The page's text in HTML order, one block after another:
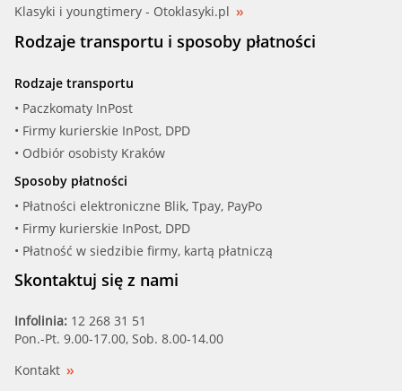
Klasyki i youngtimery - Otoklasyki.pl
Rodzaje transportu i sposoby płatności
Rodzaje transportu
• Paczkomaty InPost
• Firmy kurierskie InPost, DPD
• Odbiór osobisty Kraków
Sposoby płatności
• Płatności elektroniczne Blik, Tpay, PayPo
• Firmy kurierskie InPost, DPD
• Płatność w siedzibie firmy, kartą płatniczą
Skontaktuj się z nami
Infolinia: 12 268 31 51
Pon.-Pt. 9.00-17.00, Sob. 8.00-14.00
Kontakt